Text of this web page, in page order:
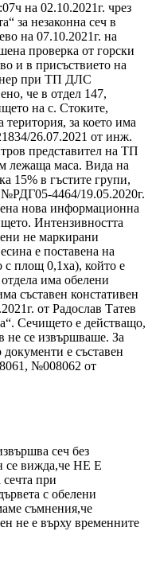
на 02.10.2021г. чрез
за незаконна сеч в
на 07.10.2021г. на
проверка от горски
и в присъствието на
при ТП ДЛС
че в отдел 147,
на с. Стоките,
за което има
26.07.2021 от инж.
представител на ТП
лежаща маса. Вида на
15% в гъстите групи,
№РДГ05-4464/19.05.2020г.
нова информационна
Интензивността
не маркирани
е поставена на
с площ 0,1ха), който е
има обелени
съставен констативен
от Радослав Татев
Сечището е действащо,
не се извършваше. За
е съставен
№008062 от
сеч без
се вижда,че НЕ Е
при
с обелени
съмнения,че
не е върху временните